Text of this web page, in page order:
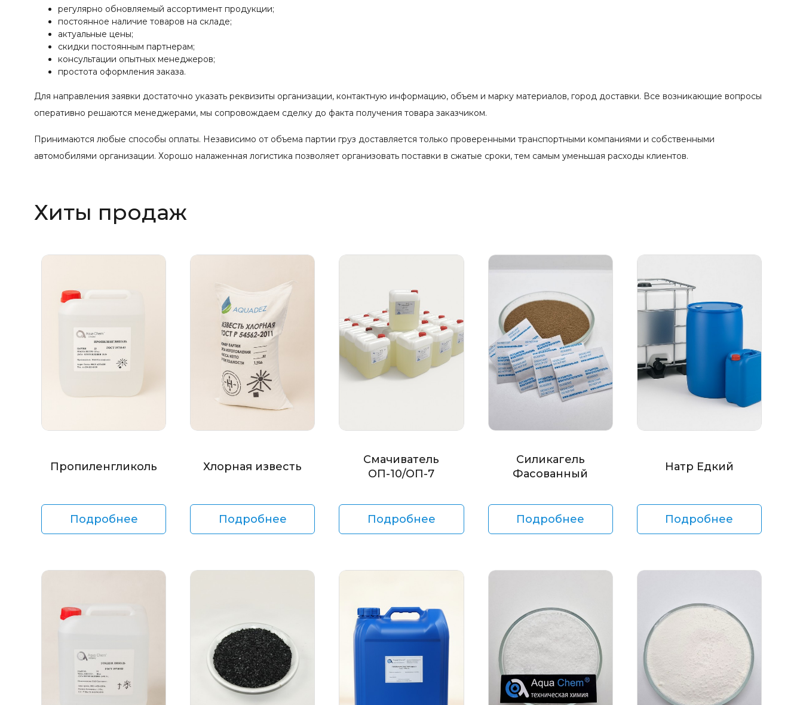
регулярно обновляемый ассортимент продукции;
постоянное наличие товаров на складе;
актуальные цены;
скидки постоянным партнерам;
консультации опытных менеджеров;
простота оформления заказа.
Для направления заявки достаточно указать реквизиты организации, контактную информацию, объем и марку материалов, город доставки. Все возникающие вопросы
оперативно решаются менеджерами, мы сопровождаем сделку до факта получения товара заказчиком.
Принимаются любые способы оплаты. Независимо от объема партии груз доставляется только проверенными транспортными компаниями и собственными
автомобилями организации. Хорошо налаженная логистика позволяет организовать поставки в сжатые сроки, тем самым уменьшая расходы клиентов.
Хиты продаж
Пропиленгликоль
Подробнее
Хлорная известь
Подробнее
Смачиватель
ОП-10/ОП-7
Подробнее
Силикагель
Фасованный
Подробнее
Натр Едкий
Подробнее